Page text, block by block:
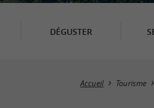
DÉGUSTER
Accueil Tourisme